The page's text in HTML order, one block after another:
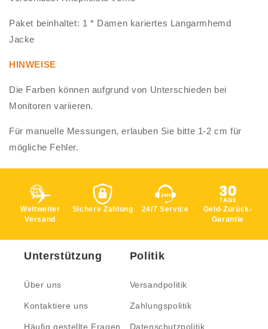
Paket beinhaltet: 1 * Damen kariertes Langarmhemd
Jacke
HINWEISE
Die Farben können aufgrund von Unterschieden bei
Monitoren variieren.
Für manuelle Messungen, erlauben Sie bitte 1-2 cm für
mögliche Fehler.
Weltweiter
Versand
Sichere Zahlung 24/7 Service
Geld-Zurück-
Garantie
Unterstützung
Über uns
Kontaktiere uns
Häufig gestellte Fragen
Politik
Versandpolitik
Zahlungspolitik
Datenschutzpolitik